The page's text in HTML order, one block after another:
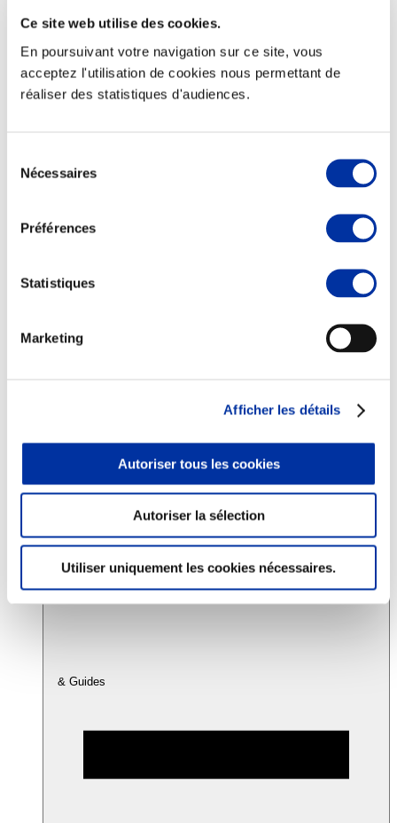
Ce site web utilise des cookies.
En poursuivant votre navigation sur ce site, vous
acceptez l'utilisation de cookies nous permettant de
réaliser des statistiques d'audiences.
Nécessaires
Préférences
Statistiques
Marketing
Afficher les détails
Autoriser tous les cookies
Autoriser la sélection
Utiliser uniquement les cookies nécessaires.
Elevage
Consommation
Sécurité sanitaire
Juste rémunération et attractivité des métiers
Info-veille scientifique
Accords
& Guides